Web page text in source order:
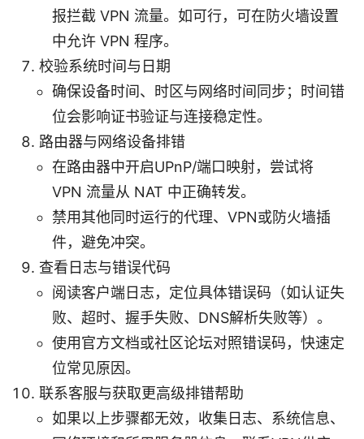
报拦截 VPN 流量。如可行，可在防火墙设置
中允许 VPN 程序。
校验系统时间与日期
确保设备时间、时区与网络时间同步；时间错
位会影响证书验证与连接稳定性。
路由器与网络设备排错
在路由器中开启UPnP/端口映射，尝试将
VPN 流量从 NAT 中正确转发。
禁用其他同时运行的代理、VPN或防火墙插
件，避免冲突。
查看日志与错误代码
阅读客户端日志，定位具体错误码（如认证失
败、超时、握手失败、DNS解析失败等）。
使用官方文档或社区论坛对照错误码，快速定
位常见原因。
联系客服与获取更高级排错帮助
如果以上步骤都无效，收集日志、系统信息、